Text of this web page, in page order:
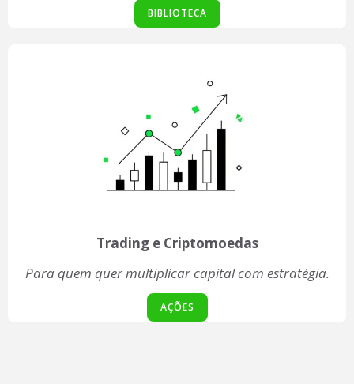
BIBLIOTECA
Trading e Criptomoedas
Para quem quer multiplicar capital com estratégia.
AÇÕES